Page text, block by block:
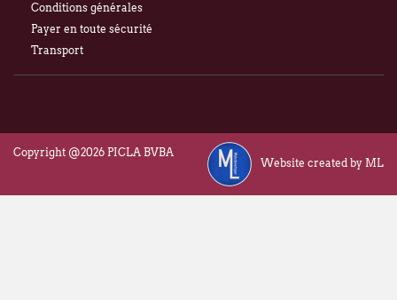
Conditions générales
Payer en toute sécurité
Transport
Copyright @2026 PICLA BVBA
Website created by ML